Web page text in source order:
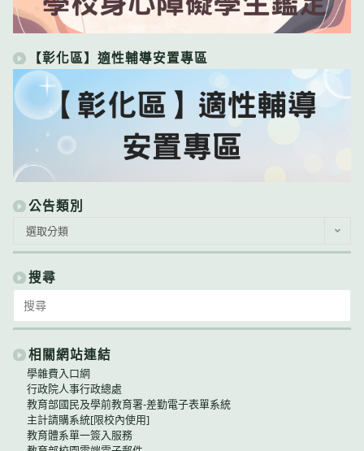
【彰化區】適性輔導安置專區
公告類別
類
別
選取分類
搜尋
for:
相關網站連結
學雜費入口網
行政院人事行政總處
教育部國民及學前教育署-差勤電子表單系統
主計請購系統[限校內使用]
教育體系單一簽入服務